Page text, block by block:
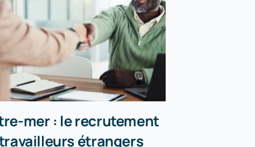
mer : le recrutement
étrangers